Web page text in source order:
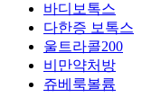
바디보톡스
다한증 보톡스
울트라콜200
비만약처방
쥬베룩볼륨